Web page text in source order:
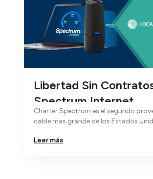
Libertad Sin
Spectrum Internet
Charter Spectrum es el segundo
cable mas grande de los Estados
Leer más